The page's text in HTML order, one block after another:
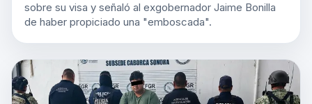
sobre su visa y señaló al exgobernador Jaime Bonilla
de haber propiciado una "emboscada".